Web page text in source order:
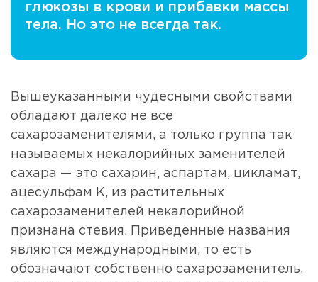
глюкозы в крови и прибавки массы
тела. Но это не всегда так.
Вышеуказанными чудесными свойствами
обладают далеко не все
сахарозаменителями, а только группа так
называемых некалорийных заменителей
сахара — это сахарин, аспартам, цикламат,
ацесульфам К, из растительных
сахарозаменителей некалорийной
признана стевия. Приведенные названия
являются международными, то есть
обозначают собственно сахарозаменитель.